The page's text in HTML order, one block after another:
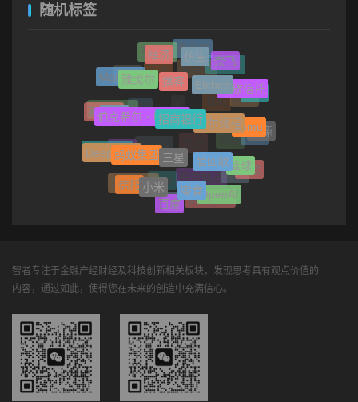
随机标签
贤合庄
英特尔
经济 仿生 奈飞
杨植麟
基辛格
大众
车企
Marshall
雅戈尔 播客 Etched家族信托
转转
问界
X
A股
北京银行
奥特曼
日化
伯克希尔・哈撒韦
招商银行摩尔线程Temu
汇源
阿里
银联
电池
TikTok
存款
智能驾驶
DeepSeek
蚂蚁集团 三星 爱回收 篮球
贷款
日产
东方甄选
淘宝
奈娃家族
信托 小米 零食OpenAI
萝卜快跑
6G
百度
智者专注于金融产经财经及科技创新相关板块，发现思考具有观点价值的
内容，通过如此，使得您在未来的创造中充满信心。